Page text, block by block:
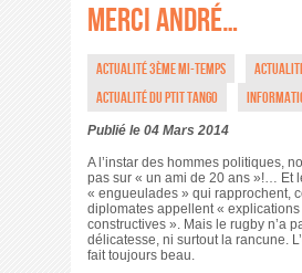
Merci André…
Actualité 3ème mi-temps
Actualité du ptit Tango
Publié le 04 Mars 2014
A l’instar des hommes politiques,
pas sur « un ami de 20 ans »!… Et
« engueulades » qui rapprochent,
diplomates appellent «
constructives ». Mais le rugby n’a
délicatesse, ni surtout la rancune.
fait toujours beau.